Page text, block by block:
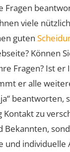
Fragen
viele
guten
Können
Fragen? Ist
er alle
beantworten,
Kontakt zu
Bekannten,
und